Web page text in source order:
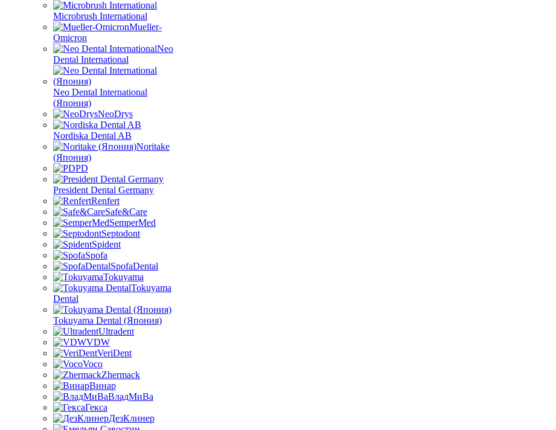
Microbrush International
Mueller-
Omicron
Neo
Dental International
Neo Dental International
(Япония)
NeoDrys
Nordiska Dental AB
Noritake
(Япония)
PD
President Dental Germany
Renfert
Safe&Care
SemperMed
Septodont
Spident
Spofa
SpofaDental
Tokuyama
Tokuyama
Dental
Tokuyama Dental (Япония)
Ultradent
VDW
VeriDent
Voco
Zhermack
Винар
ВладМиВа
Гекса
ДезКлинер